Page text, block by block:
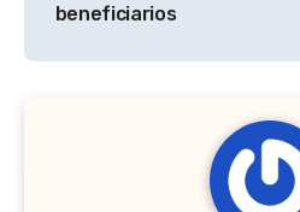
beneficiarios